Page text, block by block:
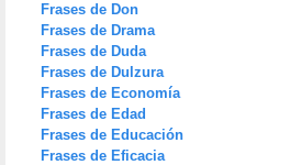
Frases de Don
Frases de Drama
Frases de Duda
Frases de Dulzura
Frases de Economía
Frases de Edad
Frases de Educación
Frases de Eficacia